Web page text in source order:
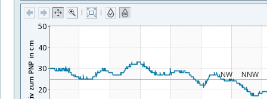
| |